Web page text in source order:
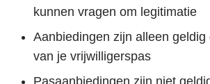
kunnen vragen om legitimatie
Aanbiedingen zijn alleen geldig
van je vrijwilligerspas
Pasaanbiedingen zijn niet